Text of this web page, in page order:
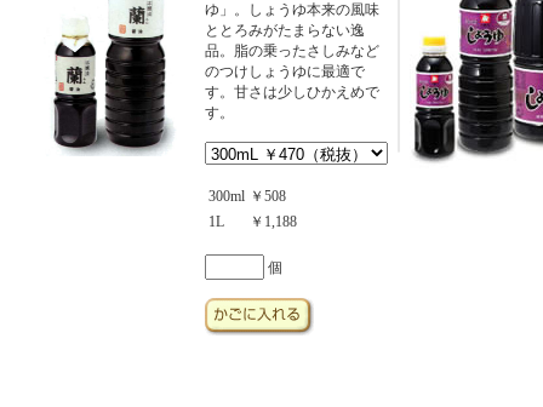
ゆ」。しょうゆ本来の風味
ととろみがたまらない逸
品。脂の乗ったさしみなど
のつけしょうゆに最適で
す。甘さは少しひかえめで
す。
300ml ￥508
1L
￥1,188
個